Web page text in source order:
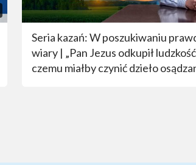
Seria kazań: W poszukiwaniu
wiary | „Pan Jezus odkupił
czemu miałby czynić dzieło